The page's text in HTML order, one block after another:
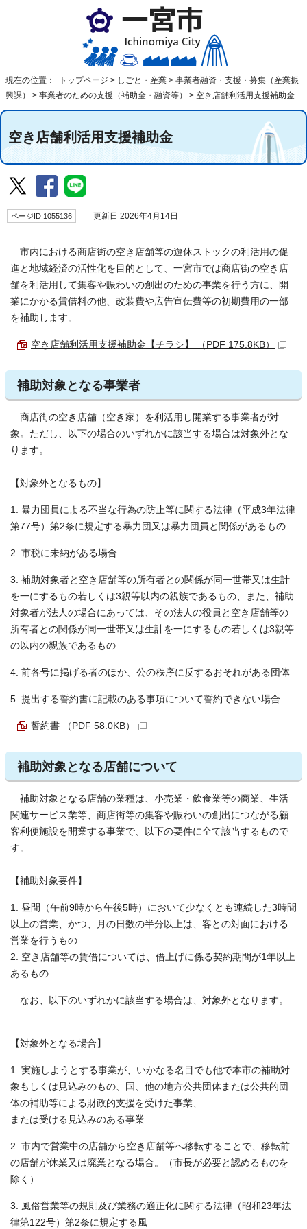
現在の位置： トップページ > しごと・産業 > 事業者融資・支援・募集（産業振
興課）
> 事業者のための支援（補助金・融資等） > 空き店舗利活用支援補助金
空き店舗利活用支援補助金
ページID 1055136 更新日 2026年4月14日
市内における商店街の空き店舗等の遊休ストックの利活用の促
進と地域経済の活性化を目的として、一宮市では商店街の空き店
舗を利活用して集客や賑わいの創出のための事業を行う方に、開
業にかかる賃借料の他、改装費や広告宣伝費等の初期費用の一部
を補助します。
空き店舗利活用支援補助金【チラシ】 （PDF 175.8KB）
補助対象となる事業者
商店街の空き店舗（空き家）を利活用し開業する事業者が対
象。ただし、以下の場合のいずれかに該当する場合は対象外とな
ります。
【対象外となるもの】
1. 暴力団員による不当な行為の防止等に関する法律（平成3年法律
第77号）第2条に規定する暴力団又は暴力団員と関係があるもの
2. 市税に未納がある場合
3. 補助対象者と空き店舗等の所有者との関係が同一世帯又は生計
を一にするもの若しくは3親等以内の親族であるもの、また、補助
対象者が法人の場合にあっては、その法人の役員と空き店舗等の
所有者との関係が同一世帯又は生計を一にするもの若しくは3親等
の以内の親族であるもの
4. 前各号に掲げる者のほか、公の秩序に反するおそれがある団体
5. 提出する誓約書に記載のある事項について誓約できない場合
誓約書 （PDF 58.0KB）
補助対象となる店舗について
補助対象となる店舗の業種は、小売業・飲食業等の商業、生活
関連サービス業等、商店街等の集客や賑わいの創出につながる顧
客利便施設を開業する事業で、以下の要件に全て該当するもので
す。
【補助対象要件】
1. 昼間（午前9時から午後5時）において少なくとも連続した3時間
以上の営業、かつ、月の日数の半分以上は、客との対面における
営業を行うもの
2. 空き店舗等の賃借については、借上げに係る契約期間が1年以上
あるもの
なお、以下のいずれかに該当する場合は、対象外となります。
【対象外となる場合】
1. 実施しようとする事業が、いかなる名目でも他で本市の補助対
象もしくは見込みのもの、国、他の地方公共団体または公共的団
体の補助等による財政的支援を受けた事業、
または受ける見込みのある事業
2. 市内で営業中の店舗から空き店舗等へ移転することで、移転前
の店舗が休業又は廃業となる場合。（市長が必要と認めるものを
除く）
3. 風俗営業等の規則及び業務の適正化に関する法律（昭和23年法
律第122号）第2条に規定する風